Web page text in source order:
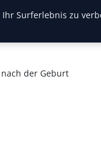
der Geburt
Ihr Surferlebnis zu